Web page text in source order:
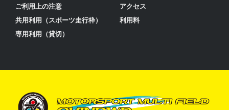
ご利用上の注意
共用利用（スポーツ走行枠）
専用利用（貸切）
アクセス
利用料